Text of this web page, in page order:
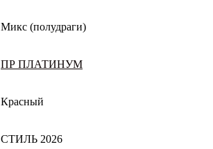
Микс (полудраги)
ПР ПЛАТИНУМ
Красный
СТИЛЬ 2026